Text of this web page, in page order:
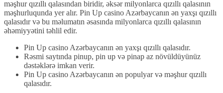
məşhur qızıllı qalasından biridir, əksər milyonlarca qızıllı qalasının
məşhurluqunda yer alır. Pin Up casino Azərbaycanın ən yaxşı qızıllı
qalasıdır və bu məlumatın əsasında milyonlarca qızıllı qalasının
əhəmiyyətini təhlil edir.
Pin Up casino Azərbaycanın ən yaxşı qızıllı qalasıdır.
Rəsmi saytında pinup, pin up və pinap az növüldüyünüz
dəstəklərə imkan verir.
Pin Up casino Azərbaycanın ən populyar və məşhur qızıllı
qalasıdır.